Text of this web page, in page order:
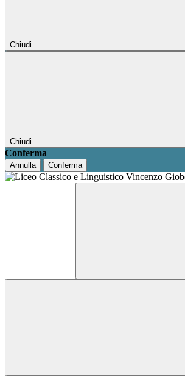
Chiudi
Chiudi
Conferma
Annulla Conferma